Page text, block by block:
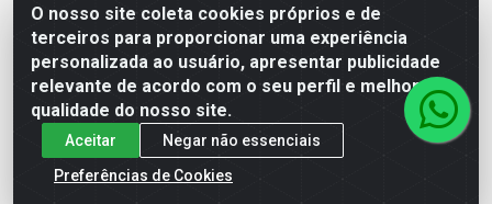
O nosso site coleta cookies próprios e de
terceiros para proporcionar uma experiência
personalizada ao usuário, apresentar publicidade
relevante de acordo com o seu perfil e melhorar a
qualidade do nosso site.
Aceitar
Negar não essenciais
Preferências de Cookies
Costanox Aços Inoxidaveis LTDA - Rua Quartzos 7 - Nossa
Senhora da Penha, Vila Velha/ES - CEP 29.110-172 -
05.455.609/0001-79